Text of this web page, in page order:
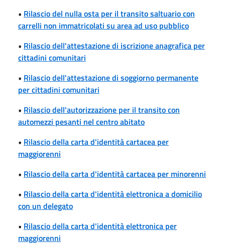
• Rilascio del nulla osta per il transito saltuario con
carrelli non immatricolati su area ad uso pubblico
• Rilascio dell'attestazione di iscrizione anagrafica per
cittadini comunitari
• Rilascio dell'attestazione di soggiorno permanente
per cittadini comunitari
• Rilascio dell'autorizzazione per il transito con
automezzi pesanti nel centro abitato
• Rilascio della carta d'identità cartacea per
maggiorenni
• Rilascio della carta d'identità cartacea per minorenni
• Rilascio della carta d'identità elettronica a domicilio
con un delegato
• Rilascio della carta d'identità elettronica per
maggiorenni